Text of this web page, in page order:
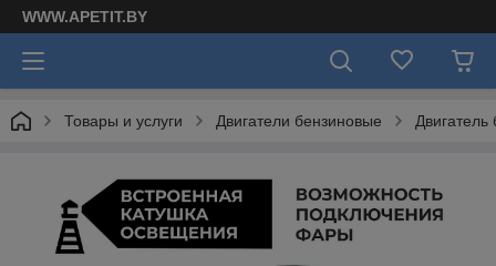
WWW.APETIT.BY
Товары и услуги Двигатели бензиновые